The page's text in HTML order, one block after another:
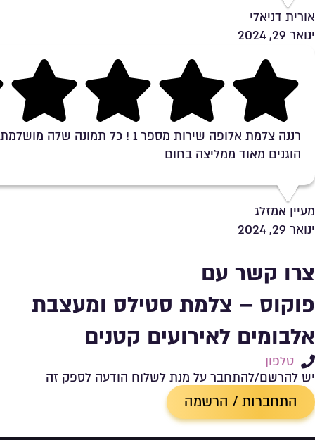
אורית דניאלי
ינואר 29, 2024
Rating 5 out of 5
רננה צלמת אלופה שירות מספר 1 ! כל תמונה
הוגנים מאוד ממליצה בחום
מעיין אמזלג
ינואר 29, 2024
צרו קשר עם
פוקוס – צלמת סטילס ומעצבת
אלבומים לאירועים קטנים
טלפון
יש להרשם/להתחבר על מנת לשלוח הודעה לספק זה
התחברות / הרשמה